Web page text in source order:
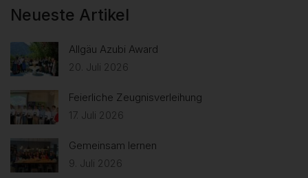
Neueste Artikel
Allgäu Azubi Award
20. Juli 2026
Feierliche Zeugnisverleihung
17. Juli 2026
Gemeinsam lernen
9. Juli 2026